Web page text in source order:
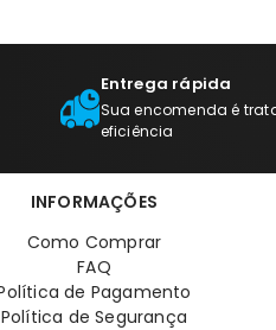
Entrega rápida
Sua encomenda é
eficiência
INFORMAÇÕES
Como Comprar
FAQ
de Pagamento
Política de Segurança